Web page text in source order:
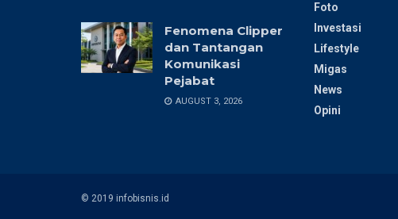
Fenomena Clipper
dan Tantangan
Komunikasi
Pejabat
AUGUST 3, 2026
Foto
Investasi
Lifestyle
Migas
News
Opini
© 2019 infobisnis.id